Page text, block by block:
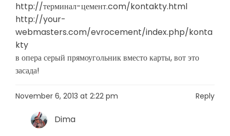
http://терминал-цемент.com/kontakty.html
http://your-
webmasters.com/evrocement/index.php/konta
kty
в опера серый прямоугольник вместо карты, вот это
засада!
November 6, 2013 at 2:22 pm Reply
Dima